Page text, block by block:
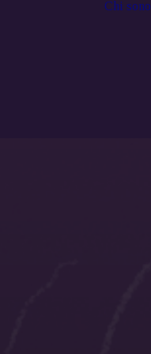
Chi sono